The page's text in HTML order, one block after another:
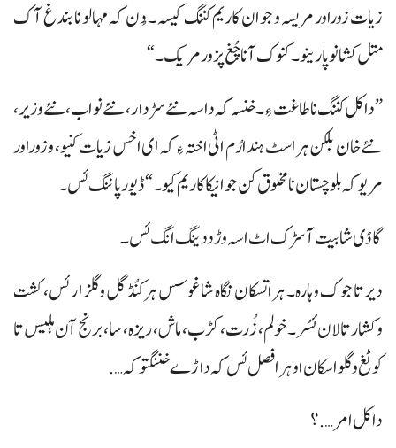
زیات زوراور مریسہ و جوان کاریم کننگ کیسہ۔ دُن کہ مہالو نا بندغ آک
متل کشانو پارینو۔ کنوک آ نا چُغ پزور مریک۔“
”داکل کننگ نا طاغت ءِ۔ خنسہ کہ داسہ نئے سڑدار، نئے نواب، نئے وزیر،
نئے خان بلکن ہراسٹ ہندا رُم اٹی اختہ ءِ کہ ای اخس زیات کنیو، و زوراور
مریوکہ بلوچستان نا مخلوق کن جوانیکا کاریم کیو۔“ ڈیور پاننگ ئس۔
گاڈی شابیت آ سڑک اٹ اسہ وڑ ددینگ انگ ئس۔
دیر تا جوک وہارہ۔ ہراتسکان نگاہ شاغوسس ہرکنُڈ گل وگلزار ئس، کشت
وکشار تالان ئسُر۔ خولم، زُرت، کڑب، ماش، ریزہ، سا، برنج آن ہلیس تا
کوٹغ وگلو اسکان او ہرا فصل ئس کہ داڑے خننگتوکہ….
داکل امر….؟